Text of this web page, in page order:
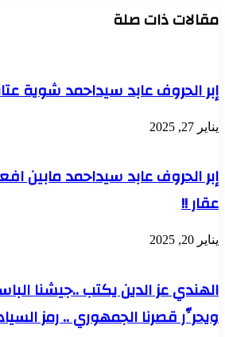
مقالات ذات صلة
إبر الحروف عابد سيداحمد شوية
يناير 27, 2025
إبر الحروف عابد سيداحمد مابين
عقار !!
يناير 20, 2025
الهندي عز الدين يكتب ..جيشنا
ويحرِّر قصرنا الجمهوري .. رمز